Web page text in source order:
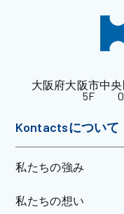
大阪府大阪市中
5F
Kontactsについて
私たちの強み
私たちの想い